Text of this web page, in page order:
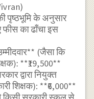
पृष्ठभूमि के अनुसार
का ढाँचा इस
(जैसा कि
**₹19,500**
द्वारा नियुक्त
शिक्षक): **₹6,000**